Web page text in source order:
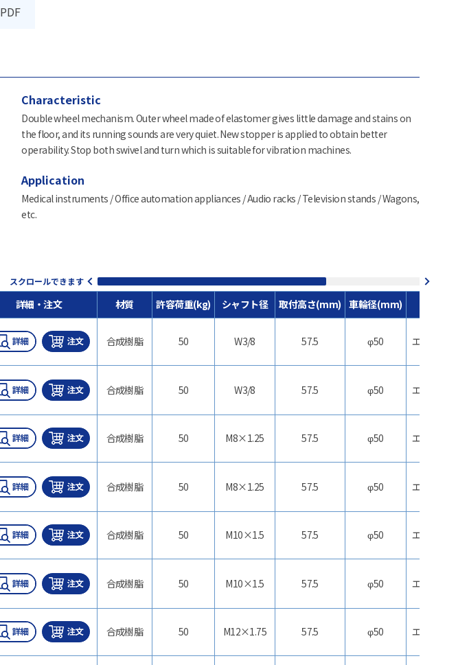
PDF
Characteristic
Double wheel mechanism. Outer wheel made of elastomer gives little damage and stains on
the floor, and its running sounds are very quiet. New stopper is applied to obtain better
operability. Stop both swivel and turn which is suitable for vibration machines.
Application
Medical instruments / Office automation appliances / Audio racks / Television stands / Wagons,
etc.
スクロールできます
詳細・注文 材質 許容荷重(kg) シャフト径 取付高さ(mm) 車輪径(mm)
合成樹脂 50 W3/8 57.5 φ50 エラストマー
合成樹脂 50 W3/8 57.5 φ50 エラストマー
合成樹脂 50 M8×1.25 57.5 φ50 エラストマー
合成樹脂 50 M8×1.25 57.5 φ50 エラストマー
合成樹脂 50 M10×1.5 57.5 φ50 エラストマー
合成樹脂 50 M10×1.5 57.5 φ50 エラストマー
合成樹脂 50 M12×1.75 57.5 φ50 エラストマー